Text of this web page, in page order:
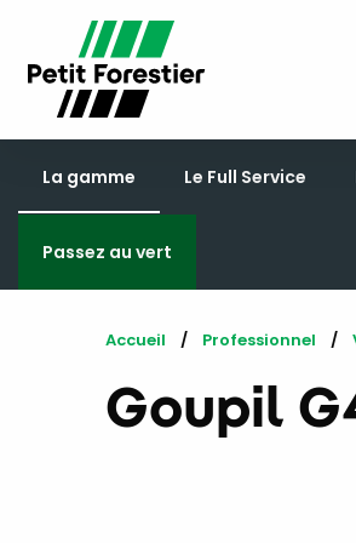
La gamme Le Full Service
Passez au vert
Accueil Professionnel
Goupil